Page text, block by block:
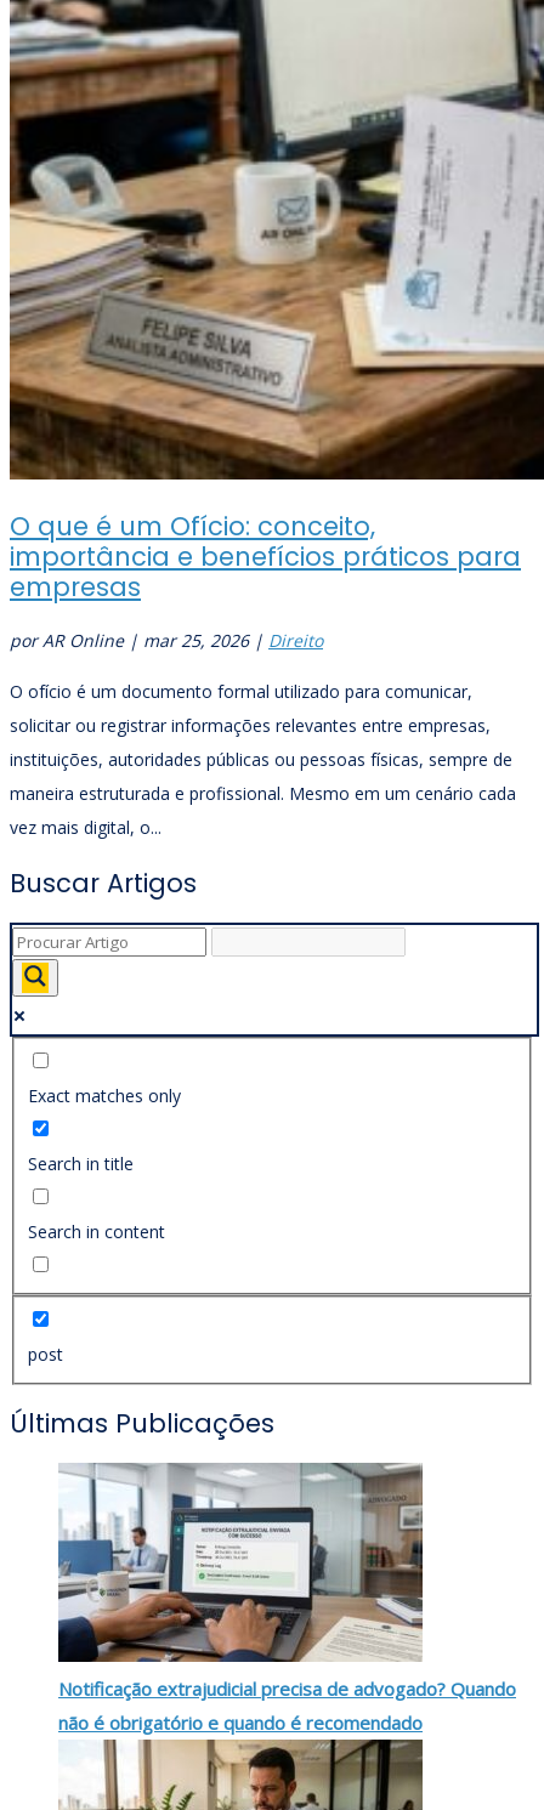
O que é um Ofício: conceito,
importância e benefícios práticos para
empresas
porAR Online| mar 25, 2026| Direito
O ofício é um documento formal utilizado para comunicar,
solicitar ou registrar informações relevantes entre empresas,
instituições, autoridades públicas ou pessoas físicas, sempre de
maneira estruturada e profissional. Mesmo em um cenário cada
vez mais digital, o...
Buscar Artigos
Exact matches only
Search in title
Search in content
post
Últimas Publicações
Notificação extrajudicial precisa de advogado? Quando
não é obrigatório e quando é recomendado